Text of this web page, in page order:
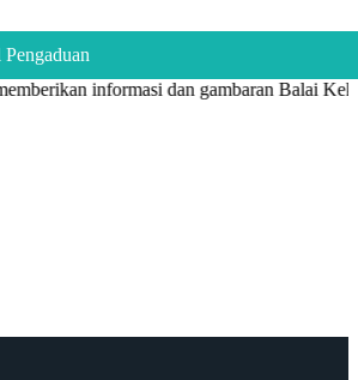
informasi dan gambaran Balai